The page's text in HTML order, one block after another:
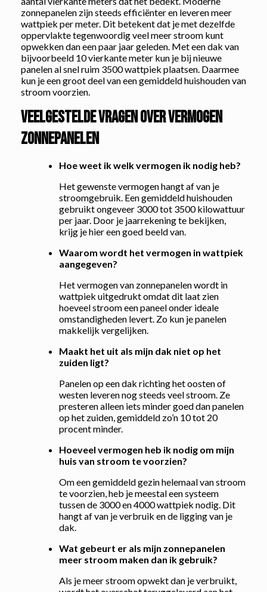
zonnepanelen zijn steeds efficiënter en leveren meer
wattpiek per meter. Dit betekent dat je met dezelfde
oppervlakte tegenwoordig veel meer stroom kunt
opwekken dan een paar jaar geleden. Met een dak van
bijvoorbeeld 10 vierkante meter kun je bij nieuwe
panelen al snel ruim 3500 wattpiek plaatsen. Daarmee
kun je een groot deel van een gemiddeld huishouden van
stroom voorzien.
Veelgestelde vragen over vermogen
zonnepanelen
Hoe weet ik welk vermogen ik nodig heb?
Het gewenste vermogen hangt af van je
stroomgebruik. Een gemiddeld huishouden
gebruikt ongeveer 3000 tot 3500 kilowattuur
per jaar. Door je jaarrekening te bekijken,
krijg je hier een goed beeld van.
Waarom wordt het vermogen in wattpiek
aangegeven?
Het vermogen van zonnepanelen wordt in
wattpiek uitgedrukt omdat dit laat zien
hoeveel stroom een paneel onder ideale
omstandigheden levert. Zo kun je panelen
makkelijk vergelijken.
Maakt het uit als mijn dak niet op het
zuiden ligt?
Panelen op een dak richting het oosten of
westen leveren nog steeds veel stroom. Ze
presteren alleen iets minder goed dan panelen
op het zuiden, gemiddeld zo’n 10 tot 20
procent minder.
Hoeveel vermogen heb ik nodig om mijn
huis van stroom te voorzien?
Om een gemiddeld gezin helemaal van stroom
te voorzien, heb je meestal een systeem
tussen de 3000 en 4000 wattpiek nodig. Dit
hangt af van je verbruik en de ligging van je
dak.
Wat gebeurt er als mijn zonnepanelen
meer stroom maken dan ik gebruik?
Als je meer stroom opwekt dan je verbruikt,